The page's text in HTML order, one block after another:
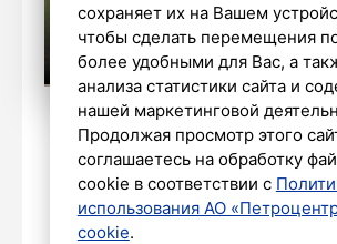
Алексей Афанасьев/Алексей
Огонь, вода и рок-хиты: в
сохраняет их на Вашем
чтобы сделать перемещения
более удобными для Вас, а
анализа статистики сайта и
нашей маркетинговой
Продолжая просмотр этого
соглашаетесь на обработку
cookie в соответствии с
использования АО
cookie.